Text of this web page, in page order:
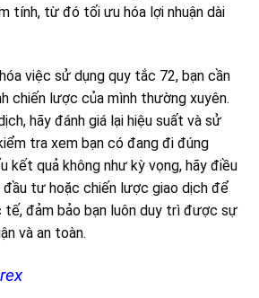
tính, từ đó tối ưu hóa lợi nhuận dài
việc sử dụng quy tắc 72, bạn cần
chiến lược của mình thường xuyên.
hãy đánh giá lại hiệu suất và sử
tra xem bạn có đang đi đúng
kết quả không như kỳ vọng, hãy điều
đầu tư hoặc chiến lược giao dịch để
tế, đảm bảo bạn luôn duy trì được sự
và an toàn.